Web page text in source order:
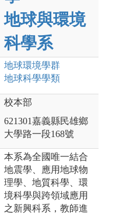
地球與環境
科學系
地球環境學群
地球科學學類
校本部
621301嘉義縣民雄鄉
大學路一段168號
本系為全國唯一結合
地震學、應用地球物
理學、地質科學、環
境科學與跨領域應用
之新興科系，教師進